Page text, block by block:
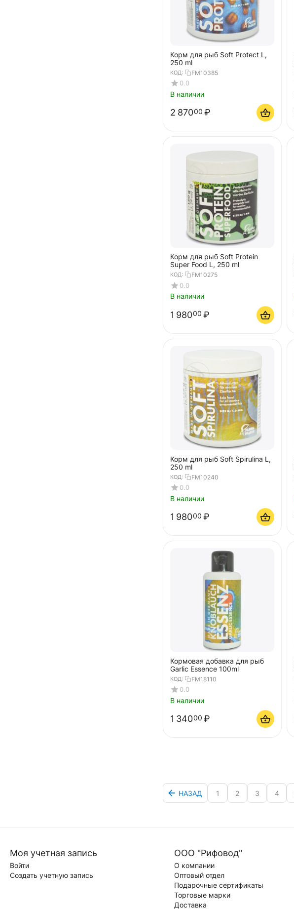
Корм для рыб Soft Protect L,
250 ml
КОД: FM10385
0.0
В наличии
2 87000 ₽
Корм для рыб Soft Protein
Super Food L, 250 ml
КОД: FM10275
0.0
В наличии
1 98000 ₽
Корм для рыб Soft Spirulina L,
250 ml
КОД: FM10240
0.0
В наличии
1 98000 ₽
Кормовая добавка для рыб
Garlic Essence 100ml
КОД: FM18110
0.0
В наличии
1 34000 ₽
НАЗАД 1 2 3 4
Моя учетная запись
Войти
Создать учетную запись
ООО "Рифовод"
О компании
Оптовый отдел
Подарочные сертификаты
Торговые марки
Доставка